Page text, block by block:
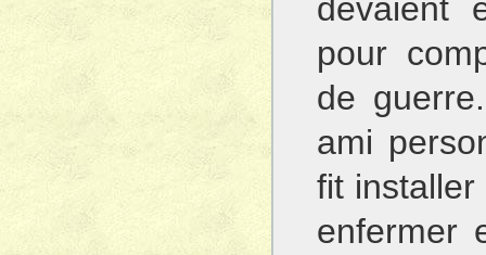
devaient
pour
de
ami
fit
enfermer